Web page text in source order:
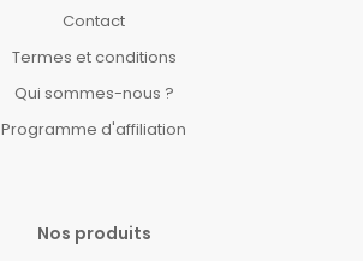
Contact
Termes et conditions
Qui sommes-nous ?
Programme d'affiliation
Nos produits